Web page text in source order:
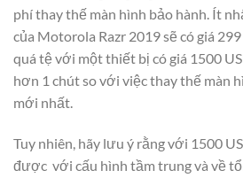
phí thay thế màn hình bảo hành. Ít
của Motorola Razr 2019 sẽ có giá
quá tệ với một thiết bị có giá 1500
hơn 1 chút so với việc thay thế màn
mới nhất.
Tuy nhiên, hãy lưu ý rằng với 1500
được với cấu hình tầm trung và về